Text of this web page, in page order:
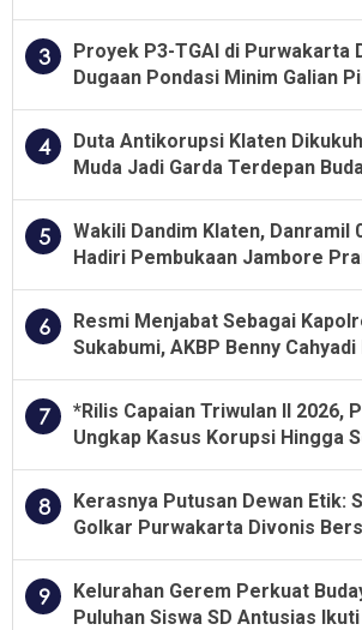
3
Proyek P3-TGAI di Purwakarta
Dugaan Pondasi Minim Galian
4
Duta Antikorupsi Klaten
Muda Jadi Garda Terdepan
5
Wakili Dandim Klaten, Danramil
Hadiri Pembukaan Jambore
6
Resmi Menjabat Sebagai
Sukabumi, AKBP Benny
7
*Rilis Capaian Triwulan II 2026,
Ungkap Kasus Korupsi Hingga
8
Kerasnya Putusan Dewan Etik:
Golkar Purwakarta Divonis
9
Kelurahan Gerem Perkuat
Puluhan Siswa SD Antusias